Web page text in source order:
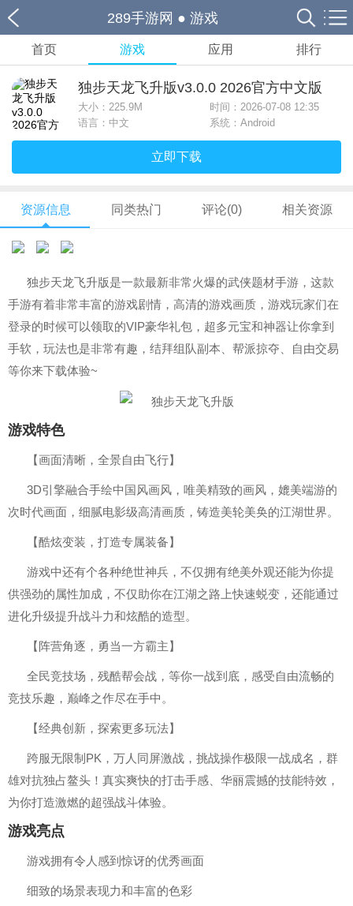
289手游网 ● 游戏
首页 游戏 应用 排行
独步天龙飞升版v3.0.0 2026官方中文版
大小： 225.9M
时间：2026-07-08 12:35
语言：中文
系统：Android
立即下载
资源信息 同类热门 评论(0) 相关资源
独步天龙飞升版是一款最新非常火爆的武侠题材手游，这款
手游有着非常丰富的游戏剧情，高清的游戏画质，游戏玩家们在
登录的时候可以领取的VIP豪华礼包，超多元宝和神器让你拿到
手软，玩法也是非常有趣，结拜组队副本、帮派掠夺、自由交易
等你来下载体验~
游戏特色
【画面清晰，全景自由飞行】
3D引擎融合手绘中国风画风，唯美精致的画风，媲美端游的
次时代画面，细腻电影级高清画质，铸造美轮美奂的江湖世界。
【酷炫变装，打造专属装备】
游戏中还有个各种绝世神兵，不仅拥有绝美外观还能为你提
供强劲的属性加成，不仅助你在江湖之路上快速蜕变，还能通过
进化升级提升战斗力和炫酷的造型。
【阵营角逐，勇当一方霸主】
全民竞技场，残酷帮会战，等你一战到底，感受自由流畅的
竞技乐趣，巅峰之作尽在手中。
【经典创新，探索更多玩法】
跨服无限制PK，万人同屏激战，挑战操作极限一战成名，群
雄对抗独占鳌头！真实爽快的打击手感、华丽震撼的技能特效，
为你打造激燃的超强战斗体验。
游戏亮点
游戏拥有令人感到惊讶的优秀画面
细致的场景表现力和丰富的色彩